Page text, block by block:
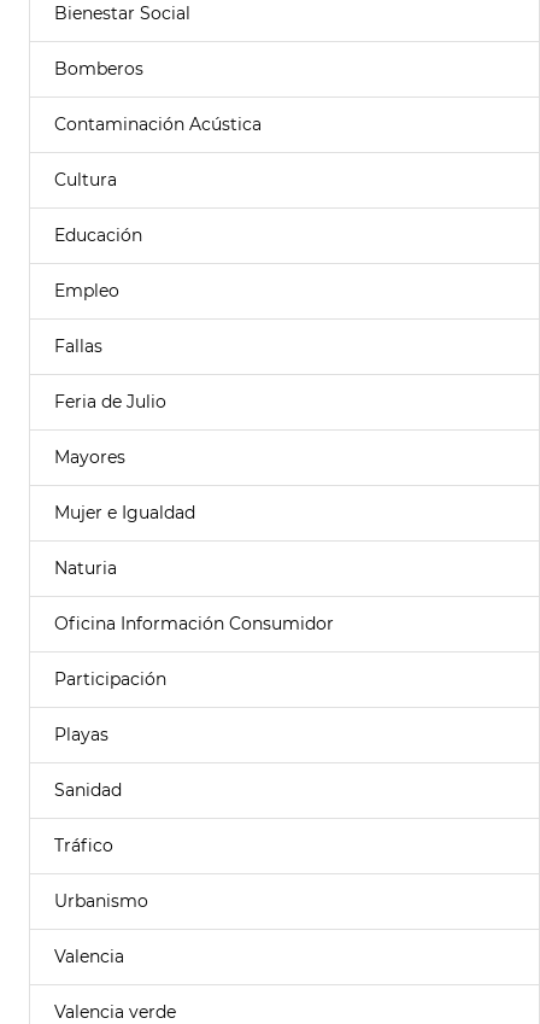
Bienestar Social
Bomberos
Contaminación Acústica
Cultura
Educación
Empleo
Fallas
Feria de Julio
Mayores
Mujer e Igualdad
Naturia
Oficina Información Consumidor
Participación
Playas
Sanidad
Tráfico
Urbanismo
Valencia
Valencia verde